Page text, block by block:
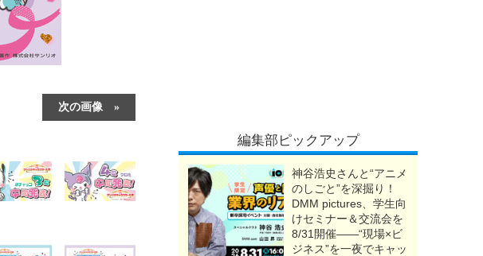
次の画像
編集部ピックアップ
神谷浩史さんと“アニメ
のしごと”を深掘り！
DMM pictures、学生向
けセミナー＆交流会を
8/31開催――“現場×ビ
ジネス”を一夜でキャッ